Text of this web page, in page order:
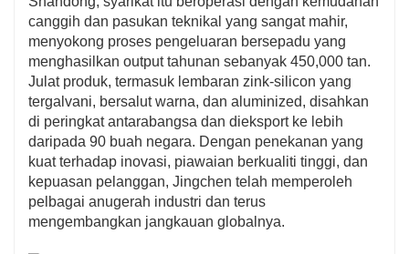
canggih dan pasukan teknikal yang sangat mahir,
menyokong proses pengeluaran bersepadu yang
menghasilkan output tahunan sebanyak 450,000 tan.
Julat produk, termasuk lembaran zink-silicon yang
tergalvani, bersalut warna, dan aluminized, disahkan
di peringkat antarabangsa dan dieksport ke lebih
daripada 90 buah negara. Dengan penekanan yang
kuat terhadap inovasi, piawaian berkualiti tinggi, dan
kepuasan pelanggan, Jingchen telah memperoleh
pelbagai anugerah industri dan terus
mengembangkan jangkauan globalnya.